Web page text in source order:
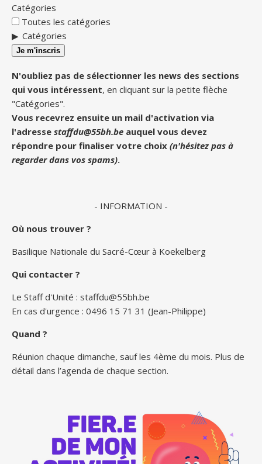
Catégories
Toutes les catégories
Catégories
Je m'inscris
N'oubliez pas de sélectionner les news des sections
qui vous intéressent, en cliquant sur la petite flèche
"Catégories".
Vous recevrez ensuite un mail d'activation via
l'adresse staffdu@55bh.be auquel vous devez
répondre pour finaliser votre choix (n'hésitez pas à
regarder dans vos spams).
- INFORMATION -
Où nous trouver ?
Basilique Nationale du Sacré-Cœur à Koekelberg
Qui contacter ?
Le Staff d'Unité : staffdu@55bh.be
En cas d'urgence : 0496 15 71 31 (Jean-Philippe)
Quand ?
Réunion chaque dimanche, sauf les 4ème du mois. Plus de
détail dans l’agenda de chaque section.